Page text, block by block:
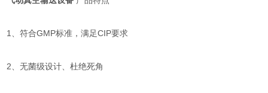
1、符合GMP标准，满足CIP要求
2、无菌级设计、杜绝死角